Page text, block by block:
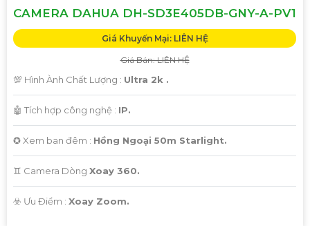
CAMERA DAHUA DH-SD3E405DB-GNY-A-PV1
Giá Khuyến Mại: LIÊN HỆ
Giá Bán: LIÊN HỆ
💯 Hình Ành Chất Lượng : Ultra 2k .
🤖️ Tích hợp công nghệ : IP.
✪ Xem ban đêm : Hồng Ngoại 50m Starlight.
♊ Camera Dòng Xoay 360.
️☣️ Ưu Điểm : Xoay Zoom.